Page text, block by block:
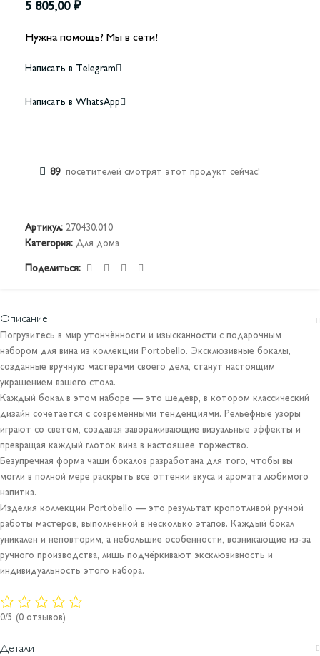
5 805,00 ₽
Нужна помощь? Мы в сети!
Написать в Telegram
Написать в WhatsApp
89 посетителей смотрят этот продукт сейчас!
Артикул: 270430.010
Категория: Для дома
Поделиться:
Описание
Погрузитесь в мир утончённости и изысканности с подарочным
набором для вина из коллекции Portobello. Эксклюзивные бокалы,
созданные вручную мастерами своего дела, станут настоящим
украшением вашего стола.
Каждый бокал в этом наборе — это шедевр, в котором классический
дизайн сочетается с современными тенденциями. Рельефные узоры
играют со светом, создавая завораживающие визуальные эффекты и
превращая каждый глоток вина в настоящее торжество.
Безупречная форма чаши бокалов разработана для того, чтобы вы
могли в полной мере раскрыть все оттенки вкуса и аромата любимого
напитка.
Изделия коллекции Portobello — это результат кропотливой ручной
работы мастеров, выполненной в несколько этапов. Каждый бокал
уникален и неповторим, а небольшие особенности, возникающие из-за
ручного производства, лишь подчёркивают эксклюзивность и
индивидуальность этого набора.
0/5 (0 отзывов)
Детали